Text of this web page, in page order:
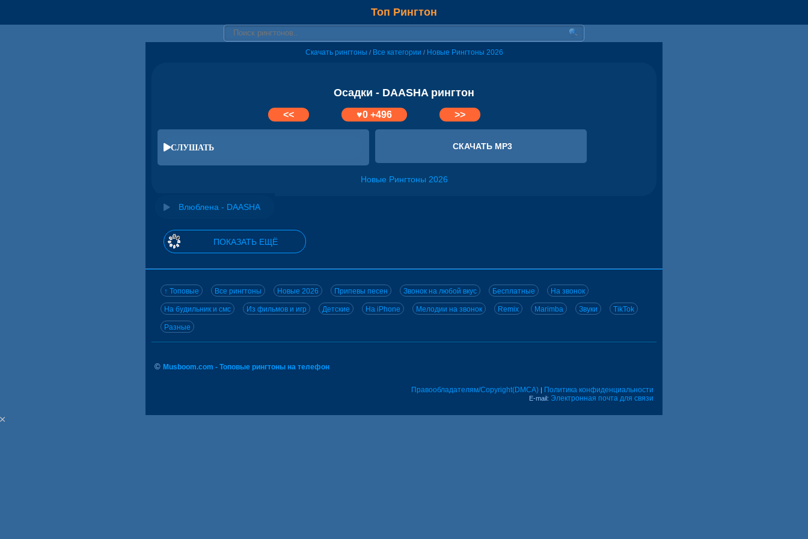
Топ Рингтон
Скачать рингтоны / Все категории / Новые Рингтоны 2026
Осадки - DAASHA рингтон
<< ♥0+496 >>
СЛУШАТЬ СКАЧАТЬ MP3
Новые Рингтоны 2026
Влюблена - DAASHA
ПОКАЗАТЬ ЕЩЁ
↑ Топовые Все рингтоны Новые 2026 Припевы песен Звонок на любой вкус Бесплатные На звонок
На будильник и смс Из фильмов и игр Детские На iPhone Мелодии на звонок Remix Marimba Звуки TikTok
Разные
© Musboom.com - Топовые рингтоны на телефон
Правообладателям/Copyright(DMCA) | Политика конфиденциальности
E-mail: Электронная почта для связи